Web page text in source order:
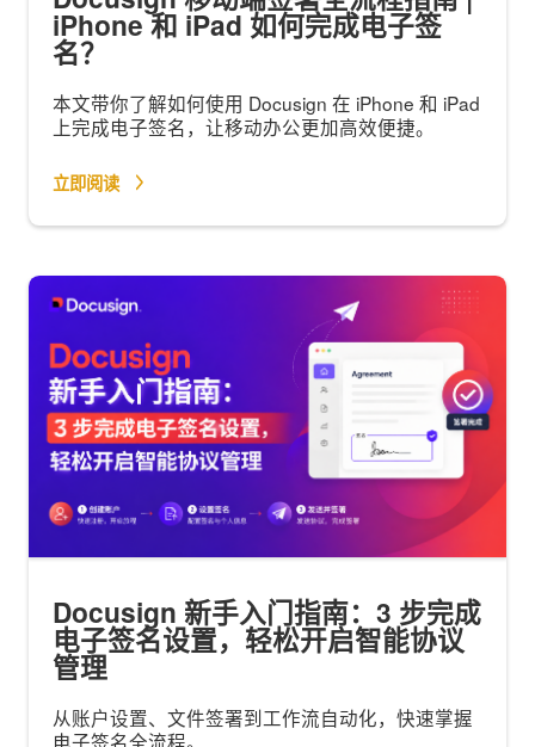
iPhone 和 iPad 如何完成电子签
名？
本文带你了解如何使用 Docusign 在 iPhone 和 iPad
上完成电子签名，让移动办公更加高效便捷。
立即阅读
Docusign 新手入门指南：3 步完成
电子签名设置，轻松开启智能协议
管理
从账户设置、文件签署到工作流自动化，快速掌握
电子签名全流程。